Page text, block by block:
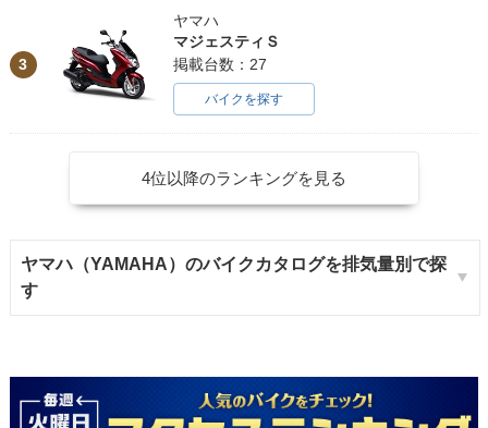
3
ヤマハ
マジェスティＳ
掲載台数：27
バイクを探す
4位以降のランキングを見る
ヤマハ（YAMAHA）のバイクカタログを排気量別で探
す